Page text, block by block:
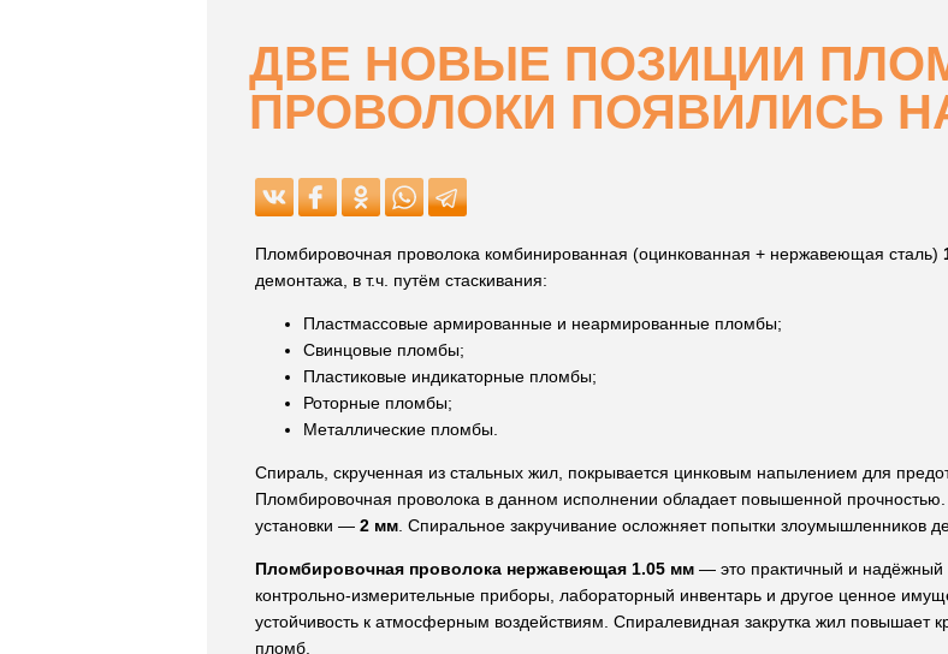
ДВЕ НОВЫЕ ПОЗИЦИИ
ПРОВОЛОКИ ПОЯВИЛИСЬ
Пломбировочная проволока комбинированная (оцинкованная + нержавеющая сталь)
демонтажа, в т.ч. путём стаскивания:
Пластмассовые армированные и неармированные пломбы;
Свинцовые пломбы;
Пластиковые индикаторные пломбы;
Роторные пломбы;
Металлические пломбы.
Спираль, скрученная из стальных жил, покрывается цинковым напылением для
Пломбировочная проволока в данном исполнении обладает повышенной
установки — 2 мм. Спиральное закручивание осложняет попытки злоумышленников
Пломбировочная проволока нержавеющая 1.05 мм — это практичный и
контрольно-измерительные приборы, лабораторный инвентарь и другое ценное
устойчивость к атмосферным воздействиям. Спиралевидная закрутка жил повышает
пломб.